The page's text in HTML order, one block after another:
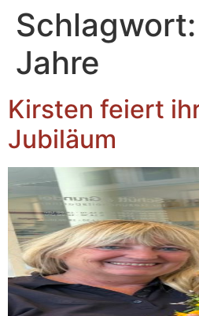
springen
Schlagwort:
Jahre
Kirsten feiert
Jubiläum